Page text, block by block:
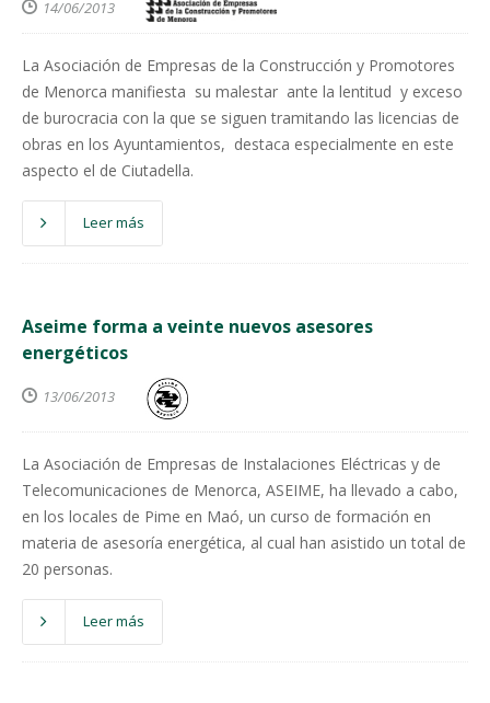
14/06/2013
La Asociación de Empresas de la Construcción y Promotores
de Menorca manifiesta su malestar ante la lentitud y exceso
de burocracia con la que se siguen tramitando las licencias de
obras en los Ayuntamientos, destaca especialmente en este
aspecto el de Ciutadella.
Leer más
Aseime forma a veinte nuevos asesores
energéticos
13/06/2013
La Asociación de Empresas de Instalaciones Eléctricas y de
Telecomunicaciones de Menorca, ASEIME, ha llevado a cabo,
en los locales de Pime en Maó, un curso de formación en
materia de asesoría energética, al cual han asistido un total de
20 personas.
Leer más